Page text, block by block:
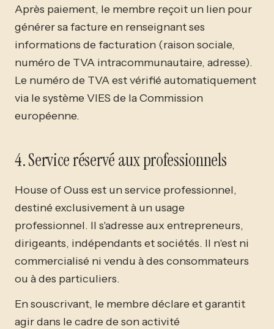
Après paiement, le membre reçoit un lien pour
générer sa facture en renseignant ses
informations de facturation (raison sociale,
numéro de TVA intracommunautaire, adresse).
Le numéro de TVA est vérifié automatiquement
via le système VIES de la Commission
européenne.
4. Service réservé aux professionnels
House of Ouss est un service professionnel,
destiné exclusivement à un usage
professionnel. Il s'adresse aux entrepreneurs,
dirigeants, indépendants et sociétés. Il n'est ni
commercialisé ni vendu à des consommateurs
ou à des particuliers.
En souscrivant, le membre déclare et garantit
agir dans le cadre de son activité